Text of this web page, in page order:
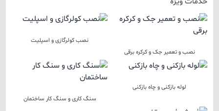
نصب و تعمیر جک و کرکره برقی
نصب کولرگازی و اسپلیت
لوله بازکنی و چاه بازکنی
سنگ کاری و سنگ کار ساختمان